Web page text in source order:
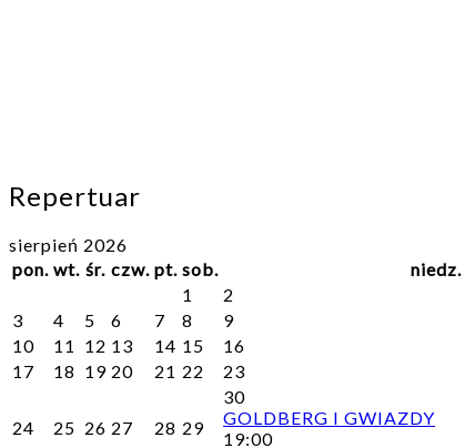
Repertuar
sierpień 2026
pon. wt. śr. czw. pt. sob.
niedz.
1
2
3
4 5 6 7 8
9
10
11 12 13 14 15
16
17
18 19 20 21 22 23
24 25 26 27 28 29
30
GOLDBERG I GWIAZDY
19:00